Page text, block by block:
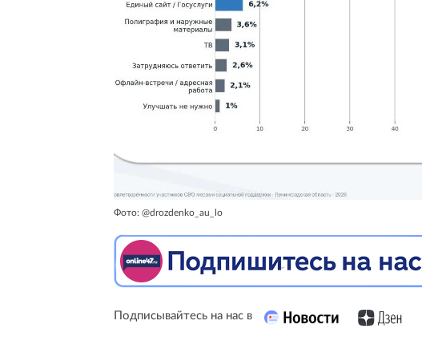
Фото: @drozdenko_au_lo
Подписывайтесь на нас в